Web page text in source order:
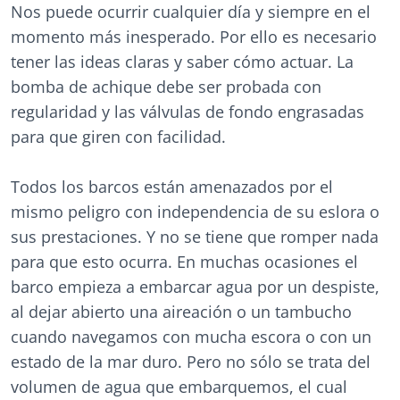
Nos puede ocurrir cualquier día y siempre en el
momento más inesperado. Por ello es necesario
tener las ideas claras y saber cómo actuar. La
bomba de achique debe ser probada con
regularidad y las válvulas de fondo engrasadas
para que giren con facilidad.
Todos los barcos están amenazados por el
mismo peligro con independencia de su eslora o
sus prestaciones. Y no se tiene que romper nada
para que esto ocurra. En muchas ocasiones el
barco empieza a embarcar agua por un despiste,
al dejar abierto una aireación o un tambucho
cuando navegamos con mucha escora o con un
estado de la mar duro. Pero no sólo se trata del
volumen de agua que embarquemos, el cual